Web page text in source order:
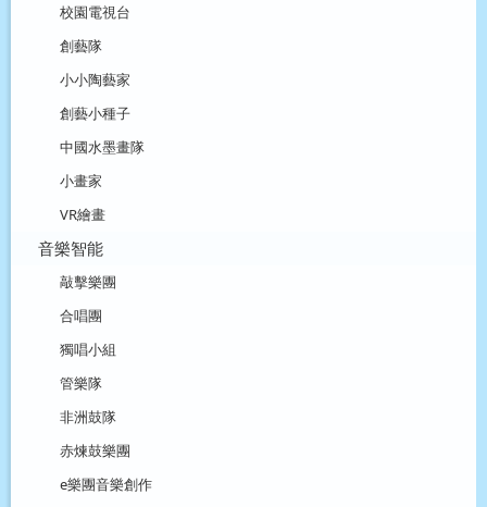
校園電視台
創藝隊
小小陶藝家
創藝小種子
中國水墨畫隊
小畫家
VR繪畫
音樂智能
敲擊樂團
合唱團
獨唱小組
管樂隊
非洲鼓隊
赤煉鼓樂團
e樂團音樂創作